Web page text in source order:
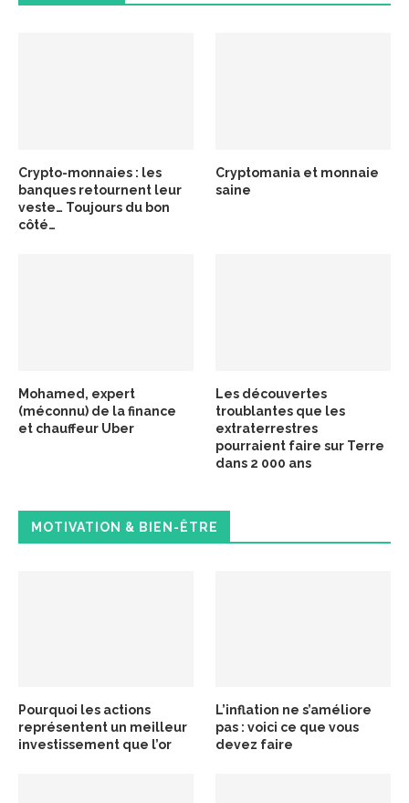
Crypto-monnaies : les
banques retournent leur
veste… Toujours du bon
côté…
Cryptomania et monnaie
saine
Mohamed, expert
(méconnu) de la finance
et chauffeur Uber
Les découvertes
troublantes que les
extraterrestres
pourraient faire sur Terre
dans 2 000 ans
MOTIVATION & BIEN-ÊTRE
Pourquoi les actions
représentent un meilleur
investissement que l’or
L’inflation ne s’améliore
pas : voici ce que vous
devez faire